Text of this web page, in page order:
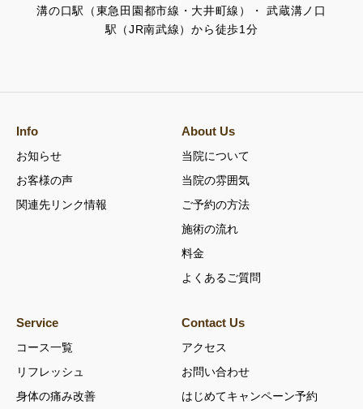
溝の口駅（東急田園都市線・大井町線）・ 武蔵溝ノ口
駅（JR南武線）から徒歩1分
Info
お知らせ
お客様の声
関連先リンク情報
About Us
当院について
当院の雰囲気
ご予約の方法
施術の流れ
料金
よくあるご質問
Service
コース一覧
リフレッシュ
身体の痛み改善
Contact Us
アクセス
お問い合わせ
はじめてキャンペーン予約